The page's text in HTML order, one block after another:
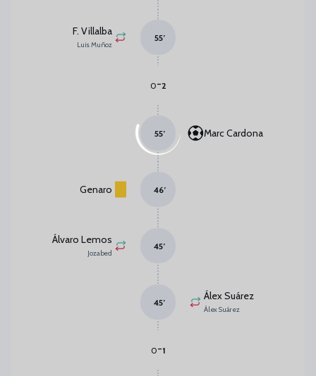
F. Villalba
Luis Muñoz
55’
0-2
Marc Cardona
55’
Genaro 46’
Álvaro Lemos
Jozabed
45’
Álex Suárez
Álex Suárez
45’
0-1